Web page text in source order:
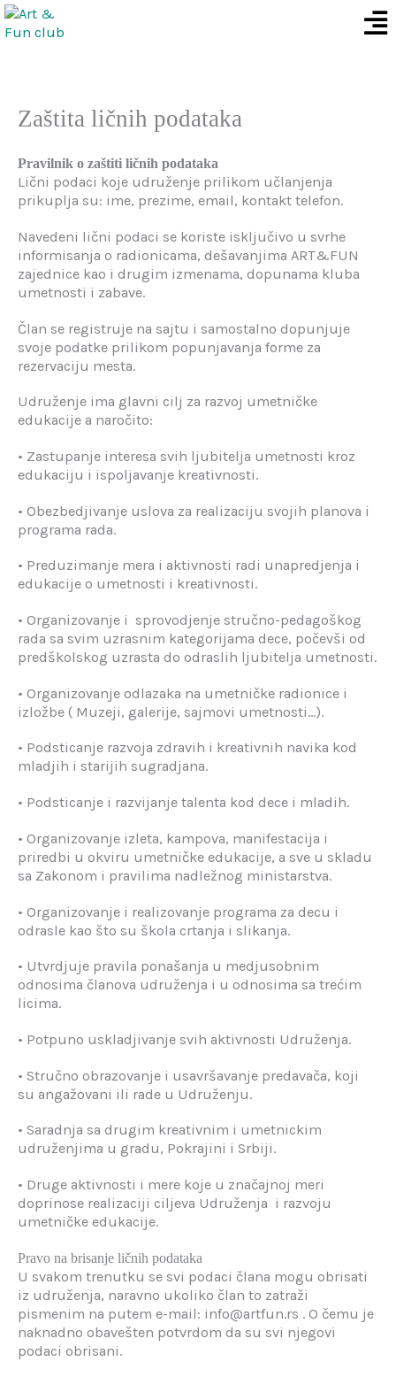
Skip
to
Zaštita ličnih podataka
Pravilnik o zaštiti ličnih podataka
Lični podaci koje udruženje prilikom učlanjenja
prikuplja su: ime, prezime, email, kontakt telefon.
Navedeni lični podaci se koriste isključivo u svrhe
informisanja o radionicama, dešavanjima ART&FUN
zajednice kao i drugim izmenama, dopunama kluba
umetnosti i zabave.
Član se registruje na sajtu i samostalno dopunjuje
svoje podatke prilikom popunjavanja forme za
rezervaciju mesta.
Udruženje ima glavni cilj za razvoj umetničke
edukacije a naročito:
• Zastupanje interesa svih ljubitelja umetnosti kroz
edukaciju i ispoljavanje kreativnosti.
• Obezbedjivanje uslova za realizaciju svojih planova i
programa rada.
• Preduzimanje mera i aktivnosti radi unapredjenja i
edukacije o umetnosti i kreativnosti.
• Organizovanje i sprovodjenje stručno-pedagoškog
rada sa svim uzrasnim kategorijama dece, počevši od
predškolskog uzrasta do odraslih ljubitelja umetnosti.
• Organizovanje odlazaka na umetničke radionice i
izložbe ( Muzeji, galerije, sajmovi umetnosti…).
• Podsticanje razvoja zdravih i kreativnih navika kod
mladjih i starijih sugradjana.
• Podsticanje i razvijanje talenta kod dece i mladih.
• Organizovanje izleta, kampova, manifestacija i
priredbi u okviru umetničke edukacije, a sve u skladu
sa Zakonom i pravilima nadležnog ministarstva.
• Organizovanje i realizovanje programa za decu i
odrasle kao što su škola crtanja i slikanja.
• Utvrdjuje pravila ponašanja u medjusobnim
odnosima članova udruženja i u odnosima sa trećim
licima.
• Potpuno uskladjivanje svih aktivnosti Udruženja.
• Stručno obrazovanje i usavršavanje predavača, koji
su angažovani ili rade u Udruženju.
• Saradnja sa drugim kreativnim i umetnickim
udruženjima u gradu, Pokrajini i Srbiji.
• Druge aktivnosti i mere koje u značajnoj meri
doprinose realizaciji ciljeva Udruženja i razvoju
umetničke edukacije.
Pravo na brisanje ličnih podataka
U svakom trenutku se svi podaci člana mogu obrisati
iz udruženja, naravno ukoliko član to zatraži
pismenim na putem e-mail: info@artfun.rs . O čemu je
naknadno obavešten potvrdom da su svi njegovi
podaci obrisani.